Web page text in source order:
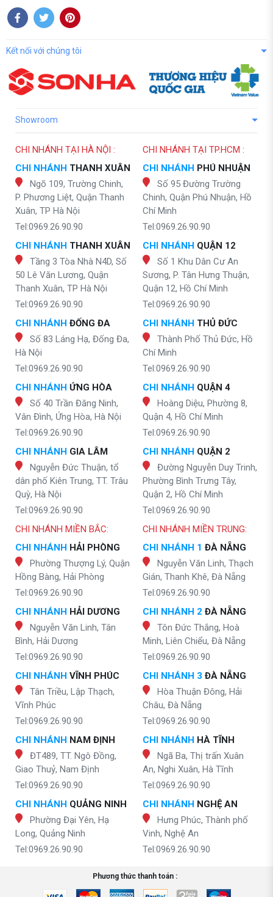
Kết nối với chúng tôi
Showroom
CHI NHÁNH TẠI HÀ NỘI :
CHI NHÁNH THANH XUÂN
Ngõ 109, Trường Chinh,
P. Phương Liệt, Quận Thanh
Xuân, TP Hà Nội
Tel:0969.26.90.90
CHI NHÁNH THANH XUÂN
Tầng 3 Tòa Nhà N4D, Số
50 Lê Văn Lương, Quận
Thanh Xuân, TP Hà Nội
Tel:0969.26.90.90
CHI NHÁNH ĐỐNG ĐA
Số 83 Láng Hạ, Đống Đa,
Hà Nội
Tel:0969.26.90.90
CHI NHÁNH ỨNG HÒA
Số 40 Trần Đăng Ninh,
Vân Đình, Ứng Hòa, Hà Nội
Tel:0969.26.90.90
CHI NHÁNH GIA LÂM
Nguyễn Đức Thuận, tổ
dân phố Kiên Trung, TT. Trâu
Quỳ, Hà Nội
Tel:0969.26.90.90
CHI NHÁNH TẠI TP.HCM :
CHI NHÁNH PHÚ NHUẬN
Số 95 Đường Trường
Chinh, Quận Phú Nhuận, Hồ
Chí Minh
Tel:0969.26.90.90
CHI NHÁNH QUẬN 12
Số 1 Khu Dân Cư An
Sương, P. Tân Hưng Thuận,
Quận 12, Hồ Chí Minh
Tel:0969.26.90.90
CHI NHÁNH THỦ ĐỨC
Thành Phố Thủ Đức, Hồ
Chí Minh
Tel:0969.26.90.90
CHI NHÁNH QUẬN 4
Hoàng Diệu, Phường 8,
Quận 4, Hồ Chí Minh
Tel:0969.26.90.90
CHI NHÁNH QUẬN 2
Đường Nguyễn Duy Trinh,
Phường Bình Trưng Tây,
Quận 2, Hồ Chí Minh
Tel:0969.26.90.90
CHI NHÁNH MIỀN BẮC:
CHI NHÁNH HẢI PHÒNG
Phường Thượng Lý, Quận
Hồng Bàng, Hải Phòng
Tel:0969.26.90.90
CHI NHÁNH HẢI DƯƠNG
Nguyễn Văn Linh, Tân
Bình, Hải Dương
Tel:0969.26.90.90
CHI NHÁNH VĨNH PHÚC
Tân Triều, Lập Thạch,
Vĩnh Phúc
Tel:0969.26.90.90
CHI NHÁNH NAM ĐỊNH
ĐT489, TT. Ngô Đồng,
Giao Thuỷ, Nam Định
Tel:0969.26.90.90
CHI NHÁNH QUẢNG NINH
Phường Đại Yên, Hạ
Long, Quảng Ninh
Tel:0969.26.90.90
CHI NHÁNH MIỀN TRUNG:
CHI NHÁNH 1 ĐÀ NẴNG
Nguyễn Văn Linh, Thạch
Gián, Thanh Khê, Đà Nẵng
Tel:0969.26.90.90
CHI NHÁNH 2 ĐÀ NẴNG
Tôn Đức Thắng, Hoà
Minh, Liên Chiểu, Đà Nẵng
Tel:0969.26.90.90
CHI NHÁNH 3 ĐÀ NẴNG
Hòa Thuận Đông, Hải
Châu, Đà Nẵng
Tel:0969.26.90.90
CHI NHÁNH HÀ TĨNH
Ngã Ba, Thị trấn Xuân
An, Nghi Xuân, Hà Tĩnh
Tel:0969.26.90.90
CHI NHÁNH NGHỆ AN
Hưng Phúc, Thành phố
Vinh, Nghệ An
Tel:0969.26.90.90
Phương thức thanh toán :